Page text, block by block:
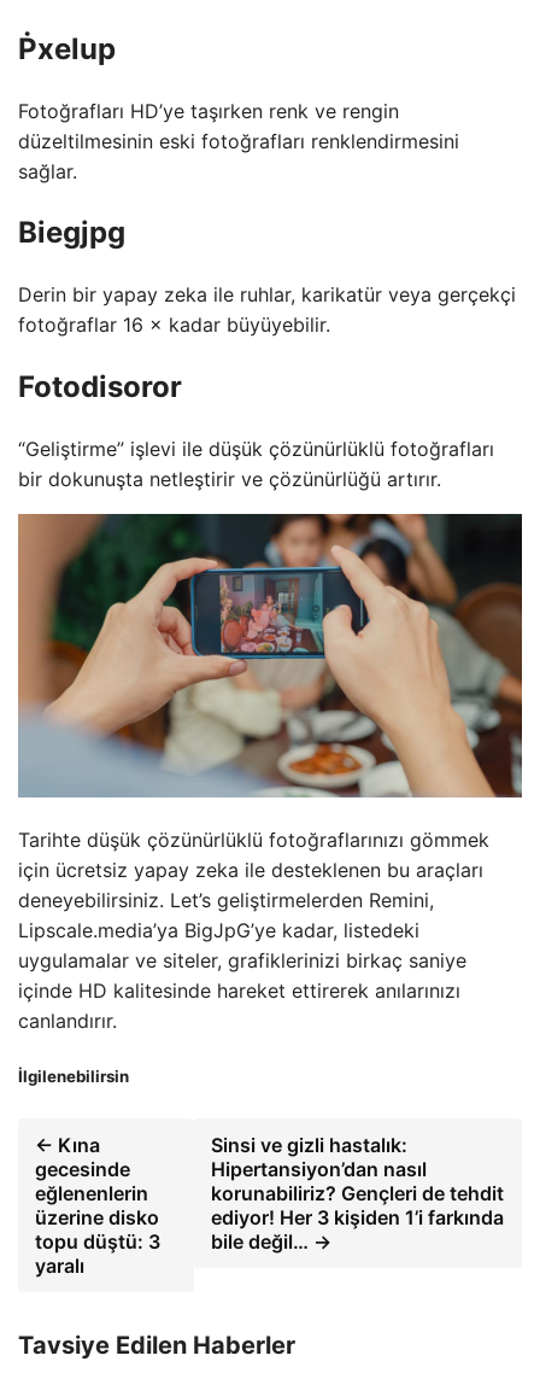
Ṗxelup
Fotoğrafları HD’ye taşırken renk ve rengin
düzeltilmesinin eski fotoğrafları renklendirmesini
sağlar.
Biegjpg
Derin bir yapay zeka ile ruhlar, karikatür veya gerçekçi
fotoğraflar 16 × kadar büyüyebilir.
Fotodisoror
“Geliştirme” işlevi ile düşük çözünürlüklü fotoğrafları
bir dokunuşta netleştirir ve çözünürlüğü artırır.
Tarihte düşük çözünürlüklü fotoğraflarınızı gömmek
için ücretsiz yapay zeka ile desteklenen bu araçları
deneyebilirsiniz. Let’s geliştirmelerden Remini,
Lipscale.media’ya BigJpG’ye kadar, listedeki
uygulamalar ve siteler, grafiklerinizi birkaç saniye
içinde HD kalitesinde hareket ettirerek anılarınızı
canlandırır.
İlgilenebilirsin
← Kına
gecesinde
eğlenenlerin
üzerine disko
topu düştü: 3
yaralı
Sinsi ve gizli hastalık:
Hipertansiyon’dan nasıl
korunabiliriz? Gençleri de tehdit
ediyor! Her 3 kişiden 1’i farkında
bile değil… →
Tavsiye Edilen Haberler